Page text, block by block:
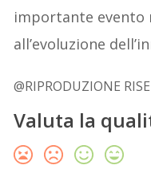
importante evento
all’evoluzione
@RIPRODUZIONE
Valuta la